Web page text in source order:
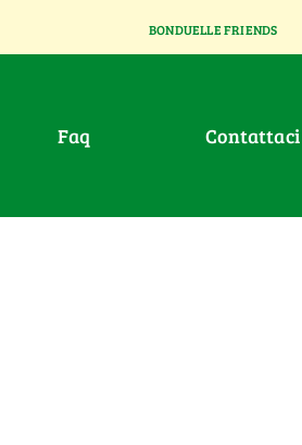
BONDUELLE FRIENDS
faq contattaci